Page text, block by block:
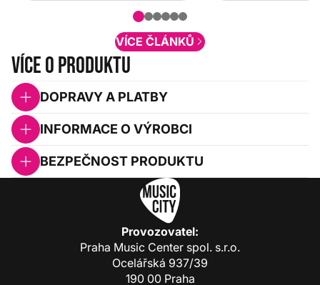
VÍCE ČLÁNKŮ
Více o produktu
DOPRAVY A PLATBY
INFORMACE O VÝROBCI
BEZPEČNOST PRODUKTU
Provozovatel:
Praha Music Center spol. s.r.o.
Ocelářská 937/39
190 00 Praha